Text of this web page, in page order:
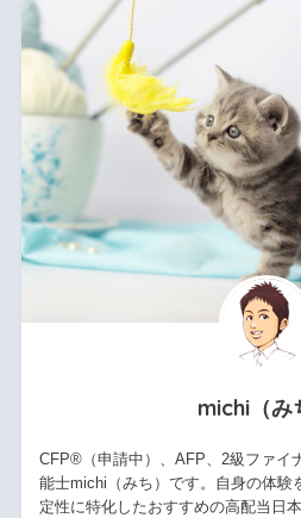
michi（み
CFP®（申請中）、AFP、2級ファイ
能士michi（みち）です。自身の体験
定性に特化したおすすめの高配当日